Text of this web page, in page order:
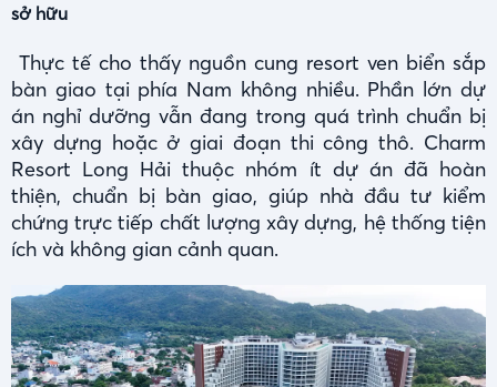
sở hữu
Thực tế cho thấy nguồn cung resort ven biển sắp
bàn giao tại phía Nam không nhiều. Phần lớn dự
án nghỉ dưỡng vẫn đang trong quá trình chuẩn bị
xây dựng hoặc ở giai đoạn thi công thô. Charm
Resort Long Hải thuộc nhóm ít dự án đã hoàn
thiện, chuẩn bị bàn giao, giúp nhà đầu tư kiểm
chứng trực tiếp chất lượng xây dựng, hệ thống tiện
ích và không gian cảnh quan.